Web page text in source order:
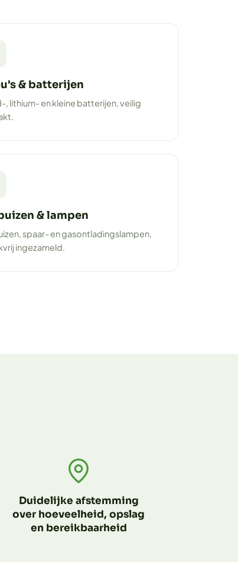
& batterijen
, lithium- en kleine batterijen, veilig
& lampen
spaar- en gasontladingslampen,
ingezameld.
Duidelijke afstemming
over hoeveelheid, opslag
en bereikbaarheid